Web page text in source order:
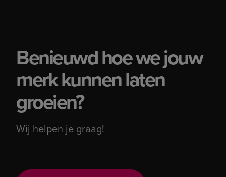
Benieuwd hoe we jouw
merk kunnen laten
groeien?
Wij helpen je graag!